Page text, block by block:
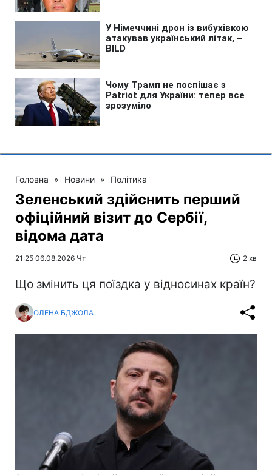
Головна » Новини » Політика
Зеленський здійснить перший
офіційний візит до Сербії,
відома дата
21:25 06.08.2026 Чт 2 хв
Що змінить ця поїздка у відносинах країн?
ОЛЕНА БДЖОЛА